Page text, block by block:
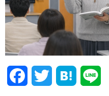
FacebookTwitter